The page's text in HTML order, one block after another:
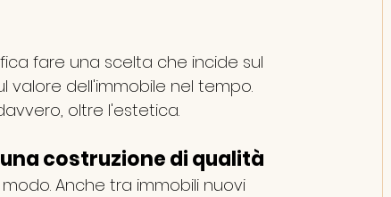
fare una scelta che incide sul
valore dell'immobile nel tempo.
oltre l'estetica.
costruzione di qualità
Anche tra immobili nuovi